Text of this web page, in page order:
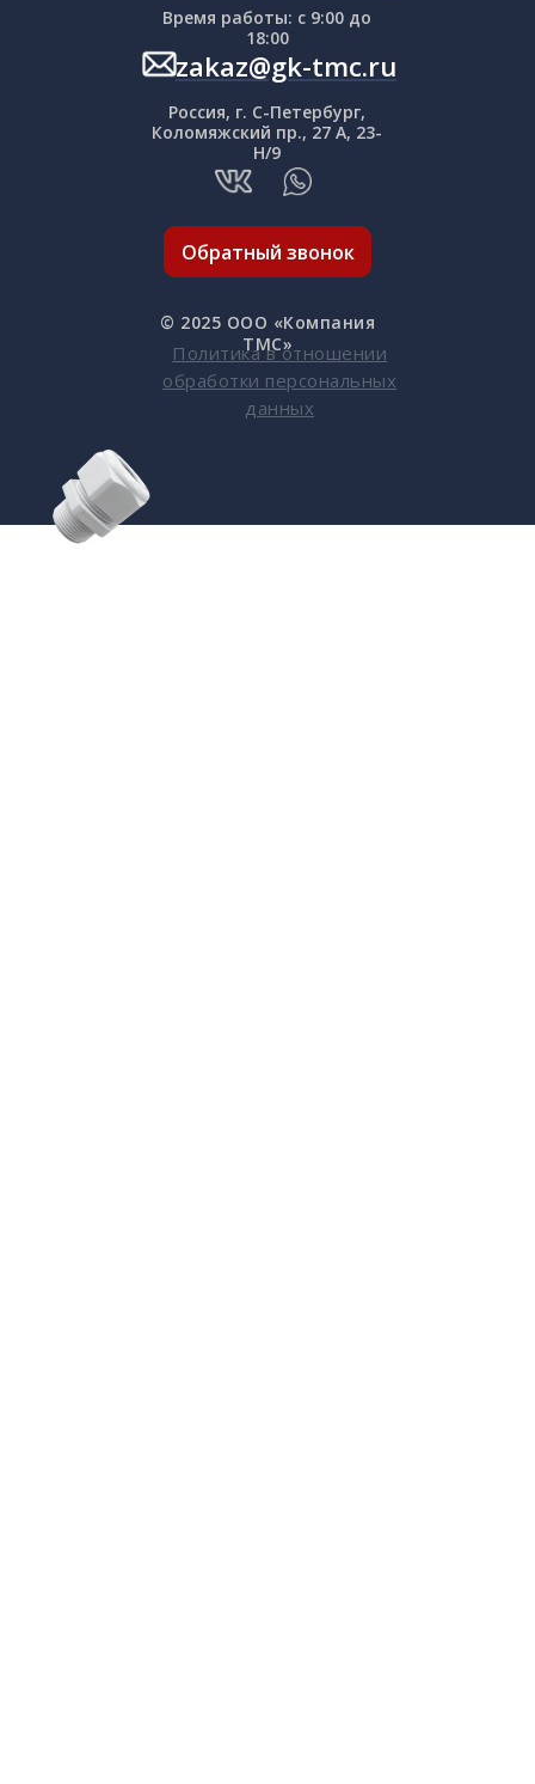
Время работы: с 9:00 до
18:00
Россия, г. С-Петербург,
Коломяжский пр., 27 А, 23-
Н/9
© 2025 OOO «Компания
ТМС»
Политика в отношении
обработки персональных
данных
Обратный звонок
zakaz@gk-tmc.ru